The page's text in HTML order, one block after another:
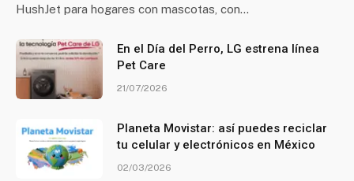
HushJet para hogares con mascotas, con…
En el Día del Perro, LG estrena línea
Pet Care
21/07/2026
Planeta Movistar: así puedes reciclar
tu celular y electrónicos en México
02/03/2026